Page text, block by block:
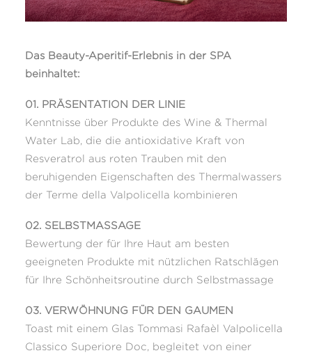
Das Beauty-Aperitif-Erlebnis in der SPA
beinhaltet:
01. PRÄSENTATION DER LINIE
Kenntnisse über Produkte des Wine & Thermal
Water Lab, die die antioxidative Kraft von
Resveratrol aus roten Trauben mit den
beruhigenden Eigenschaften des Thermalwassers
der Terme della Valpolicella kombinieren
02. SELBSTMASSAGE
Bewertung der für Ihre Haut am besten
geeigneten Produkte mit nützlichen Ratschlägen
für Ihre Schönheitsroutine durch Selbstmassage
03. VERWÖHNUNG FÜR DEN GAUMEN
Toast mit einem Glas Tommasi Rafaèl Valpolicella
Classico Superiore Doc, begleitet von einer